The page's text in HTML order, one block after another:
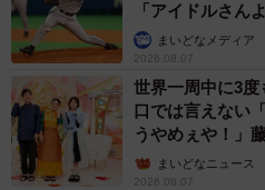
「アイドルさん
か」まいどなメディア
2026.08.07
世界一周中に3
口では言えない
うやめぇや！」
ん】まいどなニュース
2026.08.07